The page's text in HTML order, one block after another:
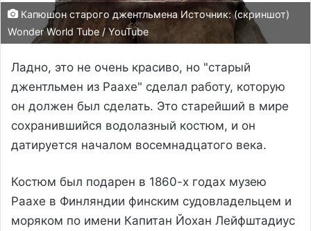
Капюшон старого джентльмена Источник: (скриншот)
Wonder World Tube / YouTube
Ладно, это не очень красиво, но "старый
джентльмен из Раахе" сделал работу, которую
он должен был сделать. Это старейший в мире
сохранившийся водолазный костюм, и он
датируется началом восемнадцатого века.
Костюм был подарен в 1860-х годах музею
Раахе в Финляндии финским судовладельцем и
моряком по имени Капитан Йохан Лейфштадиус